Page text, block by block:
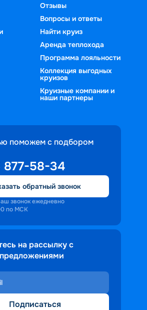
Отзывы
Вопросы и ответы
Найти круиз
Аренда теплохода
Программа лояльности
Коллекция выгодных
круизов
Круизные компании и
наши партнеры
поможем с подбором
877-58-34
обратный звонок
звонок ежедневно
по МСК
на рассылку с
Подписаться